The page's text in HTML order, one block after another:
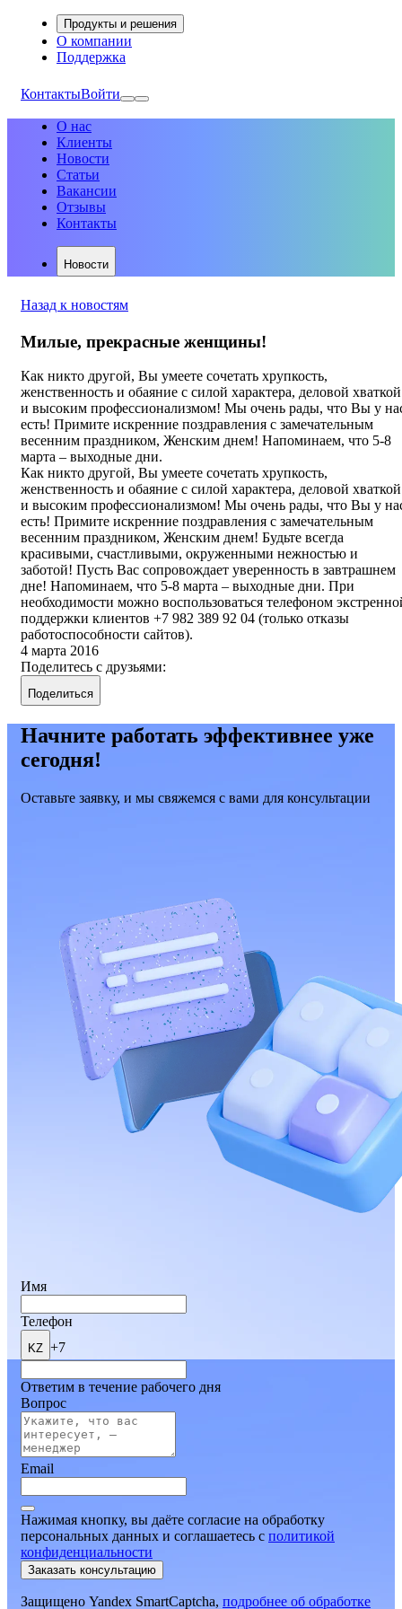
Продукты и решения
О компании
Поддержка
КонтактыВойти
О нас
Клиенты
Новости
Статьи
Вакансии
Отзывы
Контакты
Новости
Назад к новостям
Милые, прекрасные женщины!
Как никто другой, Вы умеете сочетать хрупкость,
женственность и обаяние с силой характера, деловой хваткой
и высоким профессионализмом! Мы очень рады, что Вы у
есть! Примите искренние поздравления с замечательным
весенним праздником, Женским днем! Напоминаем, что 5-8
марта – выходные дни.
Как никто другой, Вы умеете сочетать хрупкость,
женственность и обаяние с силой характера, деловой хваткой
и высоким профессионализмом! Мы очень рады, что Вы у
есть! Примите искренние поздравления с замечательным
весенним праздником, Женским днем! Будьте всегда
красивыми, счастливыми, окруженными нежностью и
заботой! Пусть Вас сопровождает уверенность в завтрашнем
дне! Напоминаем, что 5-8 марта – выходные дни. При
необходимости можно воспользоваться телефоном
поддержки клиентов +7 982 389 92 04 (только отказы
работоспособности сайтов).
4 марта 2016
Поделитесь с друзьями:
Поделиться
Начните работать эффективнее уже
сегодня!
Оставьте заявку, и мы свяжемся с вами для консультации
Имя
Телефон
KZ +7
Ответим в течение рабочего дня
Вопрос
Email
Нажимая кнопку, вы даёте согласие на обработку
персональных данных и соглашаетесь c политикой
конфиденциальности
Заказать консультацию
Защищено Yandex SmartCaptcha, подробнее об обработке